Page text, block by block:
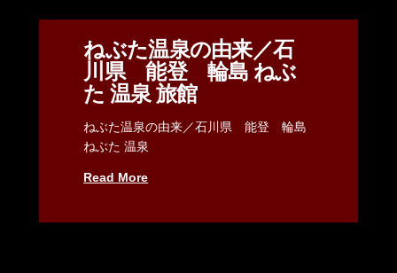
ねぶた温泉の由来／石
川県 能登 輪島 ねぶ
た 温泉 旅館
ねぶた温泉の由来／石川県 能登 輪島
ねぶた 温泉
Read More